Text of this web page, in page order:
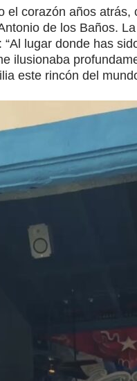
el corazón años
de los Baños.
lugar donde has
ilusionaba
este rincón del